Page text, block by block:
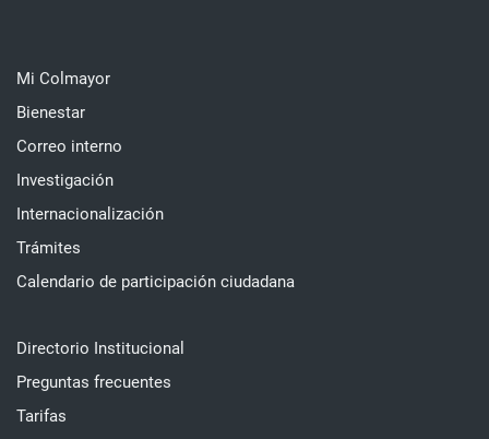
Mi Colmayor
Bienestar
Correo interno
Investigación
Internacionalización
Trámites
Calendario de participación ciudadana
Directorio Institucional
Preguntas frecuentes
Tarifas